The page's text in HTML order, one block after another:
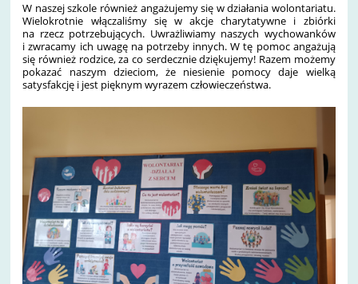
W naszej szkole również angażujemy się w działania wolontariatu.
Wielokrotnie włączaliśmy się w akcje charytatywne i zbiórki
na rzecz potrzebujących. Uwrażliwiamy naszych wychowanków
i zwracamy ich uwagę na potrzeby innych. W tę pomoc angażują
się również rodzice, za co serdecznie dziękujemy! Razem możemy
pokazać naszym dzieciom, że niesienie pomocy daje wielką
satysfakcję i jest pięknym wyrazem człowieczeństwa.